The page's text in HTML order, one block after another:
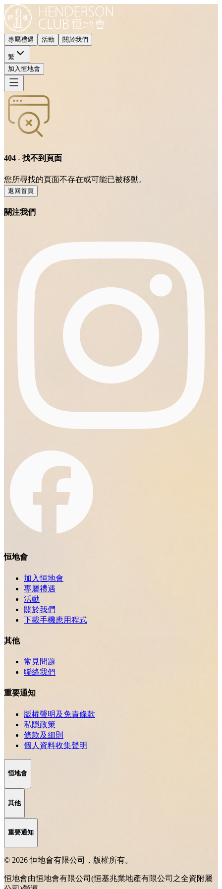
專屬禮遇 活動 關於我們
繁
加入恒地會
404 - 找不到頁面
您所尋找的頁面不存在或可能已被移動。
返回首頁
關注我們
恒地會
加入恒地會
專屬禮遇
活動
關於我們
下載手機應用程式
其他
常見問題
聯絡我們
重要通知
版權聲明及免責條款
私隱政策
條款及細則
個人資料收集聲明
恒地會
其他
重要通知
© 2026 恒地會有限公司，版權所有。
恒地會由恒地會有限公司(恒基兆業地產有限公司之全資附屬